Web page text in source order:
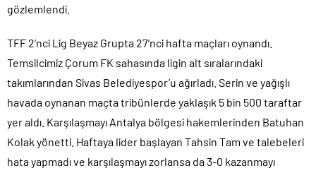
gözlemlendi.
TFF 2’nci Lig Beyaz Grupta 27’nci hafta maçları oynandı.
Temsilcimiz Çorum FK sahasında ligin alt sıralarındaki
takımlarından Sivas Belediyespor’u ağırladı. Serin ve yağışlı
havada oynanan maçta tribünlerde yaklaşık 5 bin 500 taraftar
yer aldı. Karşılaşmayı Antalya bölgesi hakemlerinden Batuhan
Kolak yönetti. Haftaya lider başlayan Tahsin Tam ve talebeleri
hata yapmadı ve karşılaşmayı zorlansa da 3-0 kazanmayı